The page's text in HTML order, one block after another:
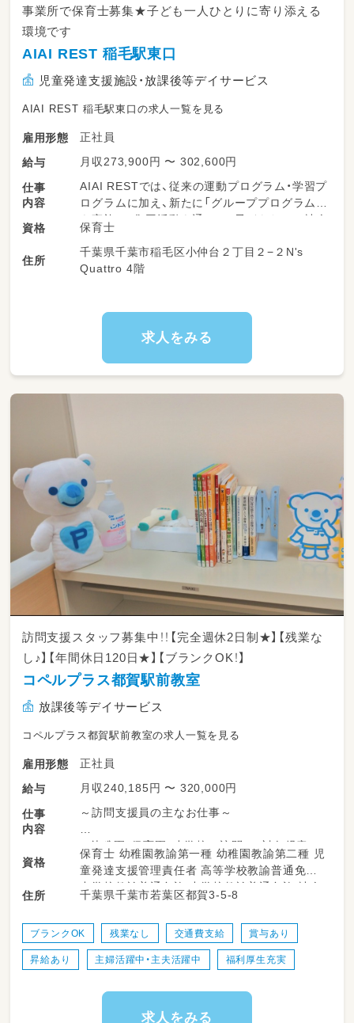
事業所で保育士募集★子ども一人ひとりに寄り添える
環境です
AIAI REST 稲毛駅東口
児童発達支援施設・放課後等デイサービス
AIAI REST 稲毛駅東口の求人一覧を見る
雇用形態
正社員
給与
月収273,900円 〜 302,600円
仕事
内容
AIAI RESTでは、従来の運動プログラム・学習プ
ログラムに加え、新たに「グループプログラム」
を実施し、集団活動を通じて、子どもたちの社会
性・協調性・就学準備などの力を育む支援を行っ
ていただきます。
3時間5分制の長時間プログラムを提供してお
また、利用者本人への支援だけでなく、ご家族の
休息支援（レスパイト）にもつながる、やりがい
・保護者支援・連携
・記録・評価業務（パソコン・タブレット使用）
★勤務イメージ（子どもの受け入れ時間）
平日
14：30〜18：00
土曜祝日
①09：15〜12：20 ②14：00〜17：05
資格 保育士
住所
千葉県千葉市稲毛区小仲台２丁目２−２N's
Quattro 4階
求人をみる
訪問支援スタッフ募集中！！【完全週休2日制★】【残業な
し♪】【年間休日120日★】【ブランクOK！】
コペルプラス都賀駅前教室
放課後等デイサービス
コペルプラス都賀駅前教室の求人一覧を見る
雇用形態
正社員
給与
月収240,185円 〜 320,000円
仕事
内容
～訪問支援員の主なお仕事～
⚫︎幼稚園・保育園・小学校へ訪問し、対象児童の
お子様の様子を確認、または直接の支援
⚫︎療育等の記録作成
⚫︎訪問先への訪問スケジュール調整
⚫︎その他訪問支援時に必要な業務
業務の変更の範囲：会社の定める業務
資格
保育士 幼稚園教諭第一種 幼稚園教諭第二種 児
童発達支援管理責任者 高等学校教諭普通免許
中学校教諭普通免許 小学校教諭普通免許 社会
住所 千葉県千葉市若葉区都賀3-5-8
ブランクOK 残業なし 交通費支給 賞与あり
昇給あり 主婦活躍中・主夫活躍中 福利厚生充実
求人をみる